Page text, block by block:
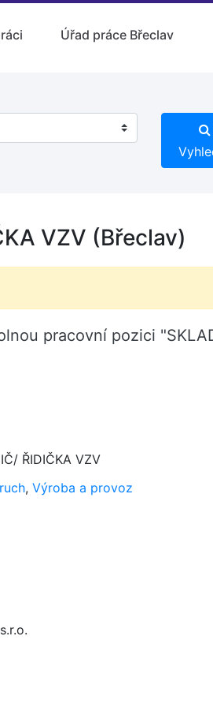
Úřad práce Břeclav
VZV (Břeclav)
pracovní pozici
ŘIDIČKA VZV
, Výroba a provoz